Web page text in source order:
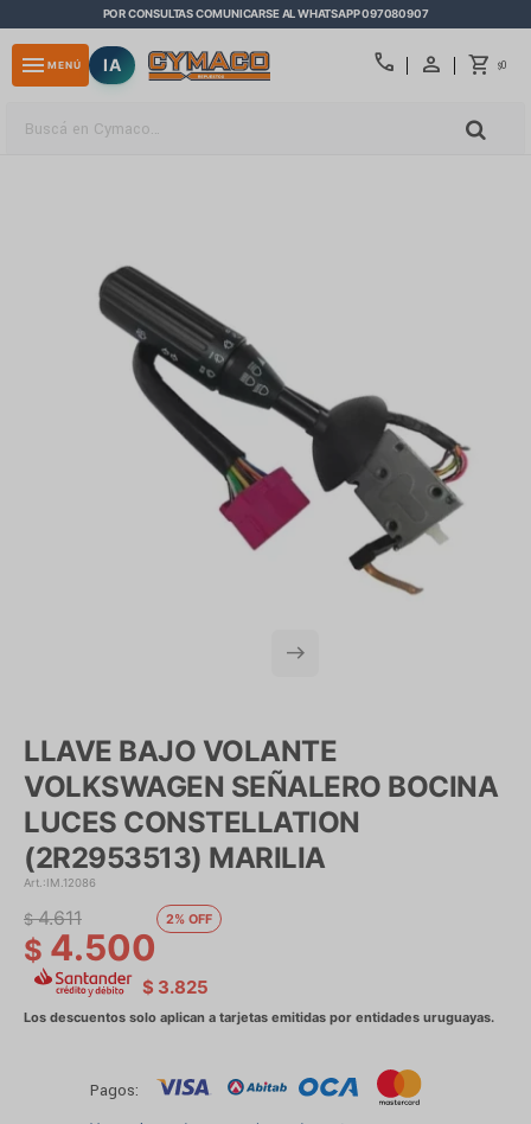
POR CONSULTAS COMUNICARSE AL WHATSAPP 097080907
call $0
menu MENÚ IA
LLAVE BAJO VOLANTE
VOLKSWAGEN SEÑALERO BOCINA
LUCES CONSTELLATION
(2R2953513) MARILIA
IM.12086
$ 4.500
$ 4.611 2
$ 3.825
Pagos:
close